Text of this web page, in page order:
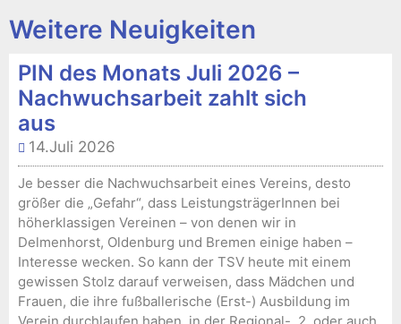
Weitere Neuigkeiten
PIN des Monats Juli 2026 –
Nachwuchsarbeit zahlt sich
aus
14.Juli 2026
Je besser die Nachwuchsarbeit eines Vereins, desto
größer die „Gefahr“, dass LeistungsträgerInnen bei
höherklassigen Vereinen – von denen wir in
Delmenhorst, Oldenburg und Bremen einige haben –
Interesse wecken. So kann der TSV heute mit einem
gewissen Stolz darauf verweisen, dass Mädchen und
Frauen, die ihre fußballerische (Erst-) Ausbildung im
Verein durchlaufen haben, in der Regional-, 2. oder auch